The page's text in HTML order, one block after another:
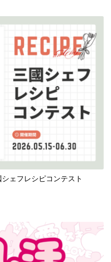
ェフレシピコンテスト